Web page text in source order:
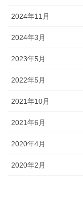
2024年11月
2024年3月
2023年5月
2022年5月
2021年10月
2021年6月
2020年4月
2020年2月